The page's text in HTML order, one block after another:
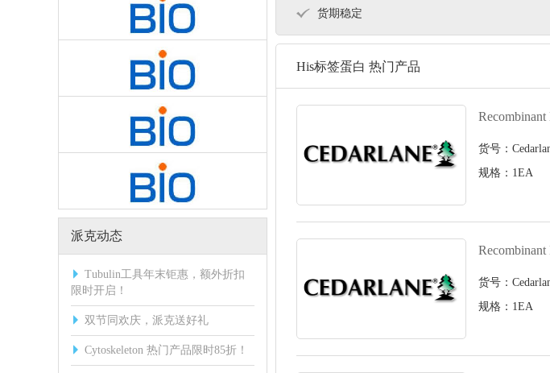
派克动态
Tubulin工具年末钜惠，额外折扣
限时开启！
双节同欢庆，派克送好礼
Cytoskeleton 热门产品限时85折！
货期稳定
His标签蛋白 热门产品
货号：
规格：1EA
货号：
规格：1EA